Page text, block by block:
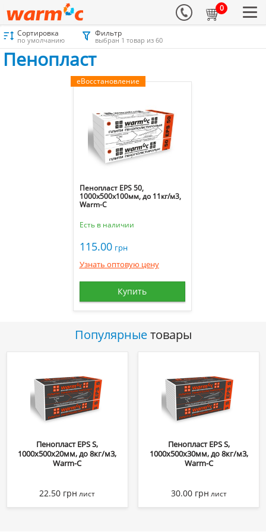
0
Материалы для утепления Каталог Пенопласт
Сортировка
по умолчанию
Фильтр
выбран 1 товар из 60
Пенопласт
еВосстановление
Пенопласт EPS 50,
1000х500х100мм, до 11кг/м3,
Warm-C
Есть в наличии
115.00 грн
Узнать оптовую цену
Купить
Популярныетовары
Пенопласт EPS S,
1000х500х20мм, до 8кг/м3,
Warm-C
22.50 грн лист
Пенопласт EPS S,
1000х500х30мм, до 8кг/м3,
Warm-C
30.00 грн лист